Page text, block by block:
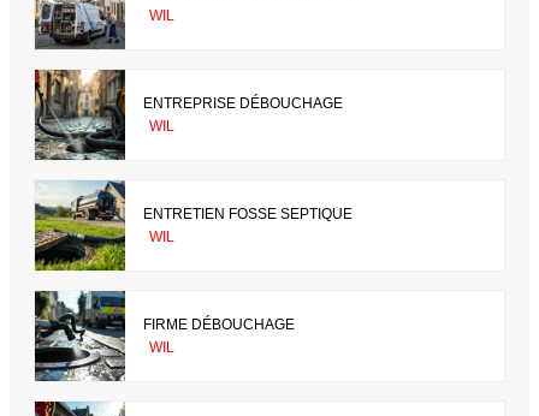
WIL
ENTREPRISE DÉBOUCHAGE
WIL
ENTRETIEN FOSSE SEPTIQUE
WIL
FIRME DÉBOUCHAGE
WIL